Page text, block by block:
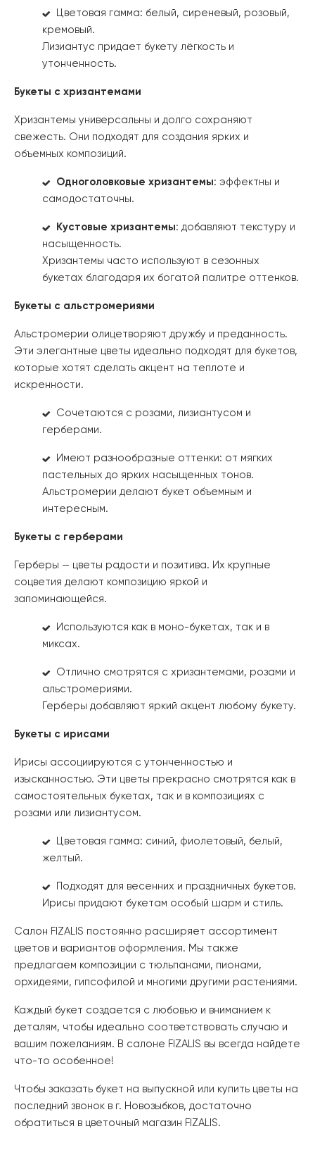
Цветовая гамма: белый, сиреневый, розовый,
кремовый.
Лизиантус придает букету лёгкость и
утонченность.
Букеты с хризантемами
Хризантемы универсальны и долго сохраняют
свежесть. Они подходят для создания ярких и
объемных композиций.
Одноголовковые хризантемы: эффектны и
самодостаточны.
Кустовые хризантемы: добавляют текстуру и
насыщенность.
Хризантемы часто используют в сезонных
букетах благодаря их богатой палитре оттенков.
Букеты с альстромериями
Альстромерии олицетворяют дружбу и преданность.
Эти элегантные цветы идеально подходят для букетов,
которые хотят сделать акцент на теплоте и
искренности.
Сочетаются с розами, лизиантусом и
герберами.
Имеют разнообразные оттенки: от мягких
пастельных до ярких насыщенных тонов.
Альстромерии делают букет объемным и
интересным.
Букеты с герберами
Герберы — цветы радости и позитива. Их крупные
соцветия делают композицию яркой и
запоминающейся.
Используются как в моно-букетах, так и в
миксах.
Отлично смотрятся с хризантемами, розами и
альстромериями.
Герберы добавляют яркий акцент любому букету.
Букеты с ирисами
Ирисы ассоциируются с утонченностью и
изысканностью. Эти цветы прекрасно смотрятся как в
самостоятельных букетах, так и в композициях с
розами или лизиантусом.
Цветовая гамма: синий, фиолетовый, белый,
желтый.
Подходят для весенних и праздничных букетов.
Ирисы придают букетам особый шарм и стиль.
Салон FIZALIS постоянно расширяет ассортимент
цветов и вариантов оформления. Мы также
предлагаем композиции с тюльпанами, пионами,
орхидеями, гипсофилой и многими другими растениями.
Каждый букет создается с любовью и вниманием к
деталям, чтобы идеально соответствовать случаю и
вашим пожеланиям. В салоне FIZALIS вы всегда найдете
что-то особенное!
Чтобы заказать букет на выпускной или купить цветы на
последний звонок в г. Новозыбков, достаточно
обратиться в цветочный магазин FIZALIS.